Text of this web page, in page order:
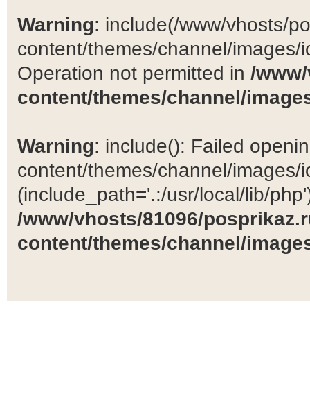
Warning: include(/www/vhosts/
content/themes/channel/
Operation not permitted in /
content/themes/channel/
Warning: include(): Failed
content/themes/channel/images/
(include_path='.:/usr/local/lib/
/www/vhosts/81096/
content/themes/channel/